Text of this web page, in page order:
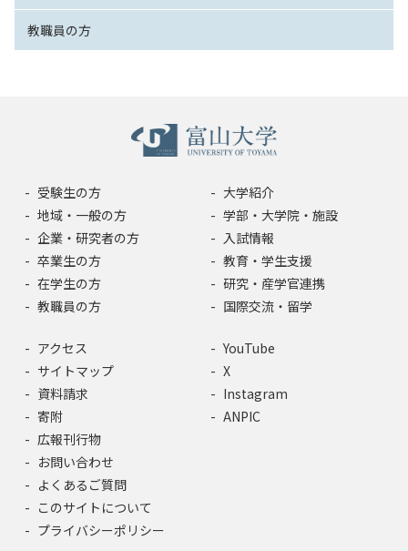
教職員の方
受験生の方
地域・一般の方
企業・研究者の方
卒業生の方
在学生の方
教職員の方
大学紹介
学部・大学院・施設
入試情報
教育・学生支援
研究・産学官連携
国際交流・留学
アクセス
サイトマップ
資料請求
寄附
広報刊行物
お問い合わせ
よくあるご質問
このサイトについて
プライバシーポリシー
YouTube
X
Instagram
ANPIC